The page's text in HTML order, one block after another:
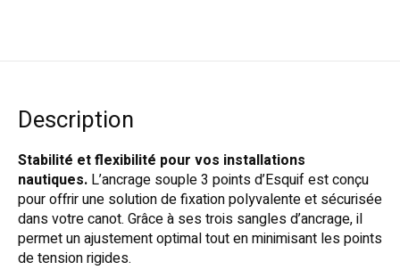
Description
Stabilité et flexibilité pour vos installations
nautiques. L’ancrage souple 3 points d’Esquif est conçu
pour offrir une solution de fixation polyvalente et sécurisée
dans votre canot. Grâce à ses trois sangles d’ancrage, il
permet un ajustement optimal tout en minimisant les points
de tension rigides.